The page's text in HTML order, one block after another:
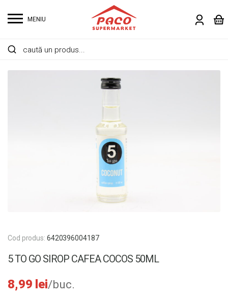
MENIU
Cod produs: 6420396004187
5 TO GO SIROP CAFEA COCOS 50ML
8,99 lei/buc.